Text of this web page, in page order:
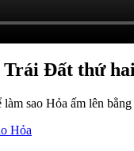
Trái Đất thứ hai
sao Hỏa ấm lên
Hỏa